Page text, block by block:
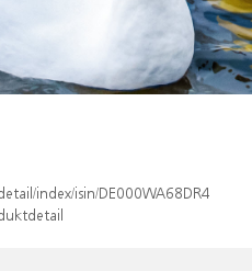
index/isin/DE000WA68DR4